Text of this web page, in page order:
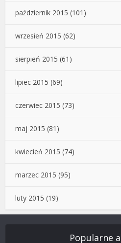
październik 2015 (101)
wrzesień 2015 (62)
sierpień 2015 (61)
lipiec 2015 (69)
czerwiec 2015 (73)
maj 2015 (81)
kwiecień 2015 (74)
marzec 2015 (95)
luty 2015 (19)
Popularne